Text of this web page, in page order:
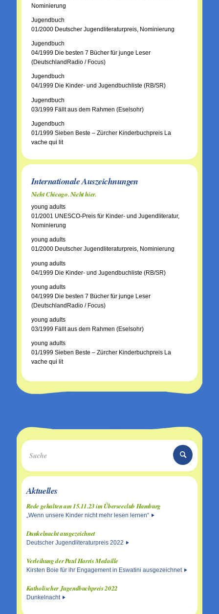
Nominierung
Jugendbuch
01/2000 Deutscher Jugendliteraturpreis, Nominierung
Jugendbuch
04/1999 Die besten 7 Bücher für junge Leser
(DeutschlandRadio / Focus)
Jugendbuch
04/1999 Die Kinder- und Jugendbuchliste (RB/SR)
Jugendbuch
03/1999 Fällt aus dem Rahmen (Eselsohr)
Jugendbuch
01/1999 Sieben Beste – Zürcher Kinderbuchpreis La
vache qui lit
Internationale Auszeichnungen
Nicht Chicago. Nicht hier.
young adults
01/2001 UNESCO-Preis für Kinder- und Jugendliteratur,
Nominierung
young adults
01/2000 Deutscher Jugendliteraturpreis, Nominierung
young adults
04/1999 Die Kinder- und Jugendbuchliste (RB/SR)
young adults
04/1999 Die besten 7 Bücher für junge Leser
(DeutschlandRadio / Focus)
young adults
03/1999 Fällt aus dem Rahmen (Eselsohr)
young adults
01/1999 Sieben Beste – Zürcher Kinderbuchpreis La
vache qui lit
Aktuelles
Rede gehalten am 15.11.23 im Überseeclub Hamburg
„Wenn unsere Kinder nicht mehr lesen lernen“
Dunkelnacht ausgezeichnet
Deutscher Jugendliteraturpreis 2022
Verleihung der Paul Harris Medaille
Kirsten Boie für ihr Engagement in Eswatini ausgezeichnet
Katholischer Jugendbuchpreis 2022
Dunkelnacht